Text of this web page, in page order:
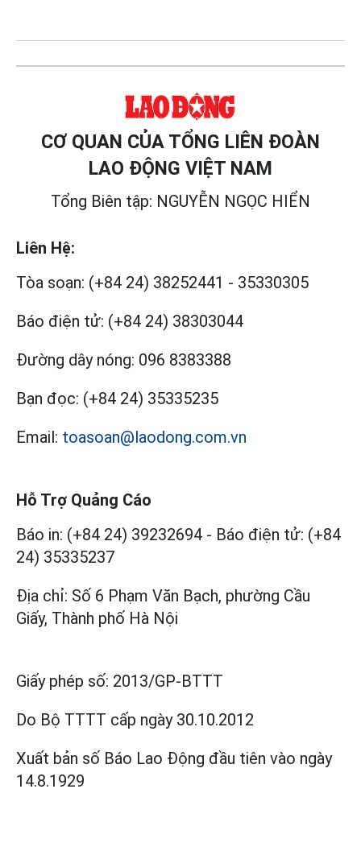
CƠ QUAN CỦA TỔNG LIÊN ĐOÀN
LAO ĐỘNG VIỆT NAM
Tổng Biên tập: NGUYỄN NGỌC HIỂN
Liên Hệ:
Tòa soạn: (+84 24) 38252441 - 35330305
Báo điện tử: (+84 24) 38303044
Đường dây nóng: 096 8383388
Bạn đọc: (+84 24) 35335235
Email: toasoan@laodong.com.vn
Hỗ Trợ Quảng Cáo
Báo in: (+84 24) 39232694 - Báo điện tử: (+84
24) 35335237
Địa chỉ: Số 6 Phạm Văn Bạch, phường Cầu
Giấy, Thành phố Hà Nội
Giấy phép số: 2013/GP-BTTT
Do Bộ TTTT cấp ngày 30.10.2012
Xuất bản số Báo Lao Động đầu tiên vào ngày
14.8.1929